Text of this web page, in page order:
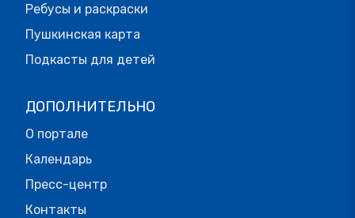
Ребусы и раскраски
Пушкинская карта
Подкасты для детей
ДОПОЛНИТЕЛЬНО
О портале
Календарь
Пресс-центр
Контакты